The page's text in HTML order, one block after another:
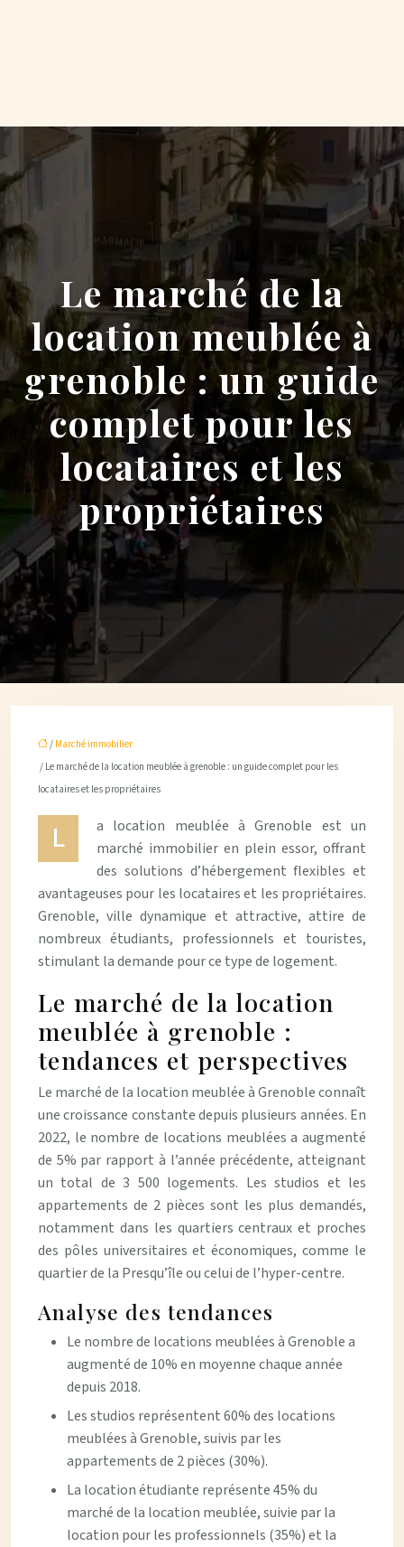
Le marché de la
location meublée à
grenoble : un guide
complet pour les
locataires et les
propriétaires
/ Marché immobilier
/ Le marché de la location meublée à grenoble : un guide complet pour les
locataires et les propriétaires
L
a location meublée à Grenoble est un
marché immobilier en plein essor, offrant
des solutions d’hébergement flexibles et
avantageuses pour les locataires et les propriétaires.
Grenoble, ville dynamique et attractive, attire de
nombreux étudiants, professionnels et touristes,
stimulant la demande pour ce type de logement.
Le marché de la location
meublée à grenoble :
tendances et perspectives
Le marché de la location meublée à Grenoble connaît
une croissance constante depuis plusieurs années. En
2022, le nombre de locations meublées a augmenté
de 5% par rapport à l’année précédente, atteignant
un total de 3 500 logements. Les studios et les
appartements de 2 pièces sont les plus demandés,
notamment dans les quartiers centraux et proches
des pôles universitaires et économiques, comme le
quartier de la Presqu’île ou celui de l’hyper-centre.
Analyse des tendances
Le nombre de locations meublées à Grenoble a
augmenté de 10% en moyenne chaque année
depuis 2018.
Les studios représentent 60% des locations
meublées à Grenoble, suivis par les
appartements de 2 pièces (30%).
La location étudiante représente 45% du
marché de la location meublée, suivie par la
location pour les professionnels (35%) et la